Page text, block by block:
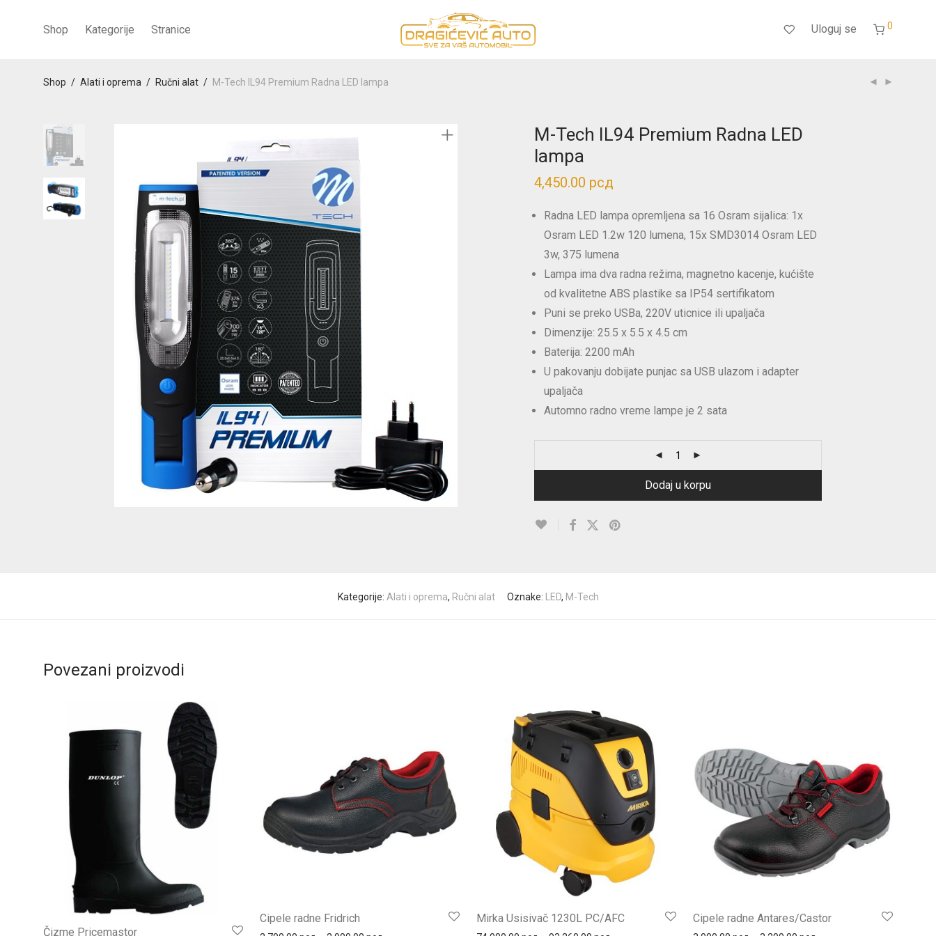
Shop Kategorije Stranice Uloguj se 0
Shop / Alati i oprema / Ručni alat / M-Tech IL94 Premium Radna LED lampa
M-Tech IL94 Premium Radna LED
lampa
4,450.00 рсд
Radna LED lampa opremljena sa 16 Osram sijalica: 1x
Osram LED 1.2w 120 lumena, 15x SMD3014 Osram LED
3w, 375 lumena
Lampa ima dva radna režima, magnetno kacenje, kućište
od kvalitetne ABS plastike sa IP54 sertifikatom
Puni se preko USBa, 220V uticnice ili upaljača
Dimenzije: 25.5 x 5.5 x 4.5 cm
Baterija: 2200 mAh
U pakovanju dobijate punjac sa USB ulazom i adapter
upaljača
Automno radno vreme lampe je 2 sata
Dodaj u korpu
Kategorije: Alati i oprema, Ručni alat Oznake: LED, M-Tech
Povezani proizvodi
Čizme Pricemastor
Cipele radne Fridrich Mirka Usisivač 1230L PC/AFC Cipele radne Antares/Castor